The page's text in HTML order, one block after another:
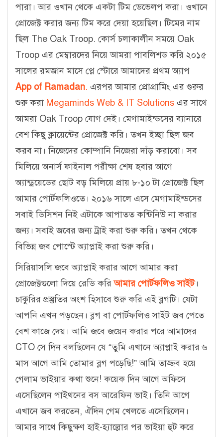
পারা। আর ওখান থেকে একটা টিম ডেভেলপ করা। ওখানে
প্রোজেক্ট করার জন্য টিম করে দেয়া হয়েছিল। টিমের নাম
ছিল The Oak Troop. কোর্স চলাকালীন সময়ে Oak
Troop এর মেম্বারদের নিয়ে আমরা পাবলিশড করি ২০১৫
সালের রমজান মাসে প্লে স্টোরে আমাদের প্রথম অ্যাপ
App of Ramadan. এরপর আমার প্রোগ্রামিং এর গুরুর
শুরু করা Megaminds Web & IT Solutions এর সাথে
আমরা Oak Troop যোগ দেই। মেগামাইন্ডসের ব্যানারে
বেশ কিছু ক্লায়েন্টের প্রোজেক্ট করি। তখন ইচ্ছা ছিল জব
করব না। নিজেদের কোম্পানি নিজেরা দাঁড় করাবো। সব
মিলিয়ে অনার্স ফাইনাল পরীক্ষা শেষ হবার আগে
অ্যান্ড্রয়েডের ছোট বড় মিলিয়ে প্রায় ৮-১০ টা প্রোজেক্ট ছিল
আমার পোর্টফলিওতে। ২০১৬ সালে এসে মেগামাইন্ডসের
সবাই ডিসিশন নিই এটাকে আপাতত কন্টিনিউ না করার
জন্য। সবাই জবের জন্য ট্রাই করা শুরু করি। তখন থেকে
বিভিন্ন জব পোস্টে অ্যাপ্লাই করা শুরু করি।
সিরিয়াসলি জবে অ্যাপ্লাই করার আগে আমার করা
প্রোজেক্টগুলো দিয়ে রেডি করিআমার পোর্টফলিও সাইট।
চাকুরির প্রস্তুতির অংশ হিসাবে শুরু করি এই ব্লগটি। যেটা
আপনি এখন পড়ছেন। ব্লগ বা পোর্টফলিও সাইট জব পেতে
বেশ কাজে দেয়। আমি জবে জয়েন করার পরে আমাদের
CTO সে দিন বলছিলেন যে “তুমি এখানে অ্যাপ্লাই করার ৬
মাস আগে আমি তোমার ব্লগ পড়েছি!” আমি তাজ্জব হয়ে
গেলাম ভাইয়ার কথা শুনে! কয়েক দিন আগে অফিসে
এসেছিলেন পাইথনের বস আরেফিন ভাই। তিনি আগে
এখানে জব করতেন, ঐদিন গেম খেলতে এসেছিলেন।
আমার সাথে কিছুক্ষণ হাই-হ্যাল্লোর পর ভাইয়া হুট করে